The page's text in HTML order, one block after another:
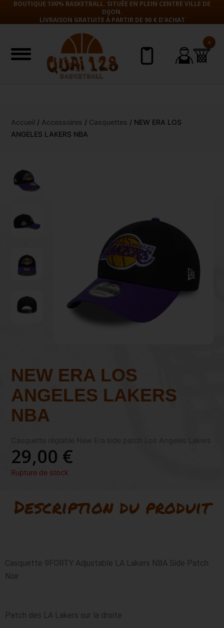
contenu
BOUTIQUE 100% BASKETBALL. SITUÉE EN PLEIN CENTRE VILLE DE
DIJON.
LIVRAISON GRATUITE À PARTIR DE 90 € D'ACHAT
0
Accueil / Accessoires / Casquettes / NEW ERA LOS
ANGELES LAKERS NBA
NEW ERA LOS
ANGELES LAKERS
NBA
Casquette réglable New Era side patch Los Angeles Lakers
29,00 €
Rupture de stock
Description du produit
Casquette 9FORTY Adjustable LA Lakers NBA Side Patch
Noir
Patch des LA Lakers sur la droite